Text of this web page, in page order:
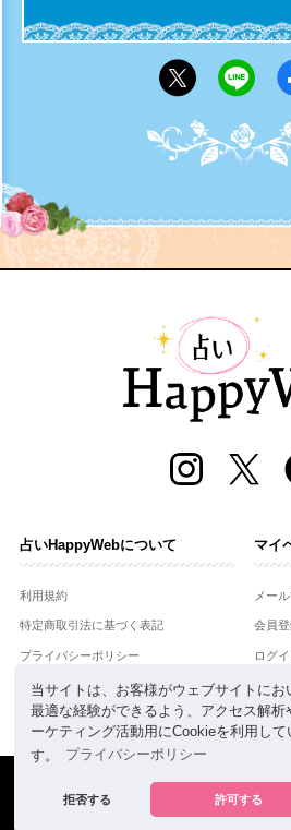
当サイトは、お客様がウェブサイトにお
最適な経験ができるよう、アクセス解析
ーケティング活動用にCookieを利用して
す。
プライバシーポリシー
拒否する 許可する
占いHappyWebについて
利用規約
特定商取引法に基づく表記
プライバシーポリシー
運営会社
お問合せ
マイ
メー
会員
ログ
powered by
RRJ
掲載の情報や画像など、すべてのコンテンツの